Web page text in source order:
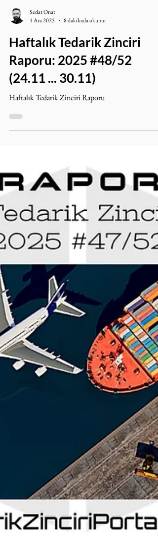
Sedat Onat
Haftalık Tedarik Zinciri
Raporu: 2025 #48/52
Haftalık Tedarik Zinciri Raporu